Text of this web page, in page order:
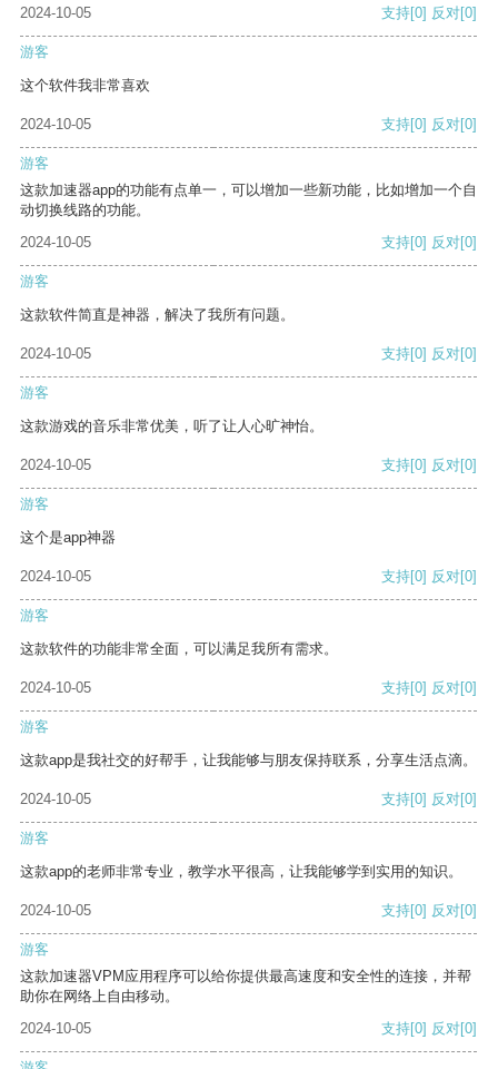
2024-10-05
支持[0] 反对[0]
游客
这个软件我非常喜欢
2024-10-05 支持[0] 反对[0]
游客
这款加速器app的功能有点单一，可以增加一些新功能，比如增加一个自
动切换线路的功能。
2024-10-05
支持[0] 反对[0]
游客
这款软件简直是神器，解决了我所有问题。
2024-10-05 支持[0] 反对[0]
游客
这款游戏的音乐非常优美，听了让人心旷神怡。
2024-10-05 支持[0] 反对[0]
游客
这个是app神器
2024-10-05 支持[0] 反对[0]
游客
这款软件的功能非常全面，可以满足我所有需求。
2024-10-05 支持[0] 反对[0]
游客
这款app是我社交的好帮手，让我能够与朋友保持联系，分享生活点滴。
2024-10-05 支持[0] 反对[0]
游客
这款app的老师非常专业，教学水平很高，让我能够学到实用的知识。
2024-10-05 支持[0] 反对[0]
游客
这款加速器VPM应用程序可以给你提供最高速度和安全性的连接，并帮
助你在网络上自由移动。
2024-10-05
支持[0] 反对[0]